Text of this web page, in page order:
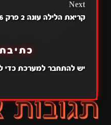
Next
קריאת הלילה עונה 2 פרק 6
יש להתחבר למערכתכדי